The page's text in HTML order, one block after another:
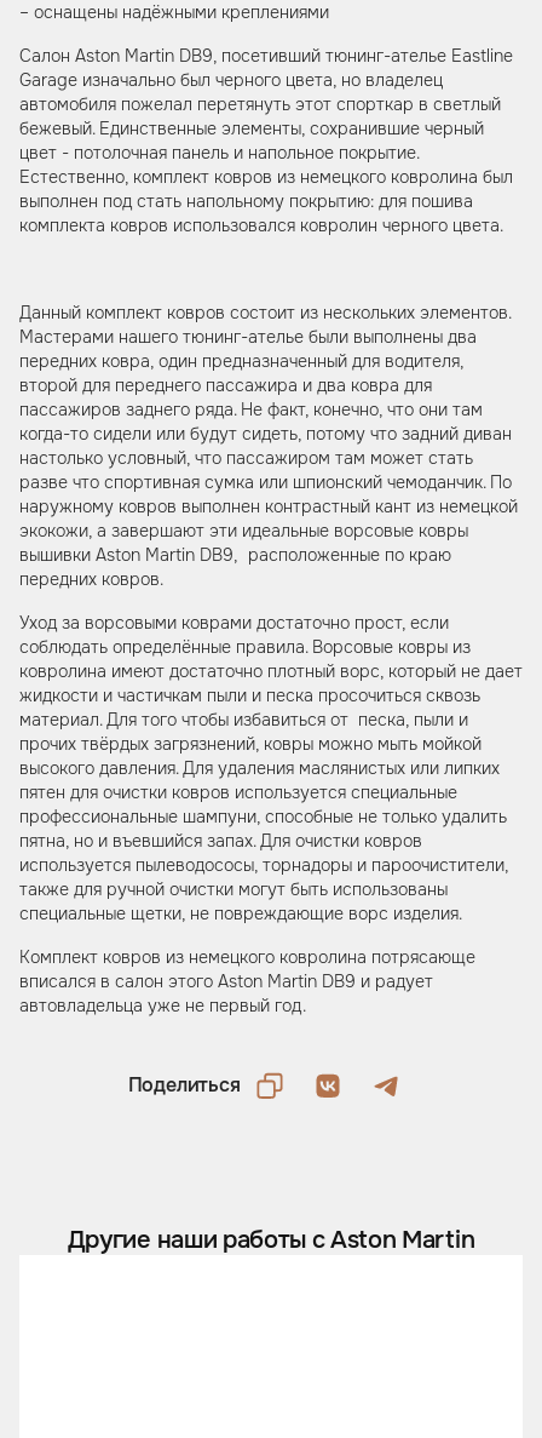
– оснащены надёжными креплениями
Салон Aston Martin DB9, посетивший тюнинг-ателье Eastline
Garage изначально был черного цвета, но владелец
автомобиля пожелал перетянуть этот спорткар в светлый
бежевый. Единственные элементы, сохранившие черный
цвет - потолочная панель и напольное покрытие.
Естественно, комплект ковров из немецкого ковролина был
выполнен под стать напольному покрытию: для пошива
комплекта ковров использовался ковролин черного цвета.
Данный комплект ковров состоит из нескольких элементов.
Мастерами нашего тюнинг-ателье были выполнены два
передних ковра, один предназначенный для водителя,
второй для переднего пассажира и два ковра для
пассажиров заднего ряда. Не факт, конечно, что они там
когда-то сидели или будут сидеть, потому что задний диван
настолько условный, что пассажиром там может стать
разве что спортивная сумка или шпионский чемоданчик. По
наружному ковров выполнен контрастный кант из немецкой
экокожи, а завершают эти идеальные ворсовые ковры
вышивки Aston Martin DB9, расположенные по краю
передних ковров.
Уход за ворсовыми коврами достаточно прост, если
соблюдать определённые правила. Ворсовые ковры из
ковролина имеют достаточно плотный ворс, который не дает
жидкости и частичкам пыли и песка просочиться сквозь
материал. Для того чтобы избавиться от песка, пыли и
прочих твёрдых загрязнений, ковры можно мыть мойкой
высокого давления. Для удаления маслянистых или липких
пятен для очистки ковров используется специальные
профессиональные шампуни, способные не только удалить
пятна, но и въевшийся запах. Для очистки ковров
используется пылеводососы, торнадоры и пароочистители,
также для ручной очистки могут быть использованы
специальные щетки, не повреждающие ворс изделия.
Комплект ковров из немецкого ковролина потрясающе
вписался в салон этого Aston Martin DB9 и радует
автовладельца уже не первый год.
Поделиться
Другие наши работы с Aston Martin